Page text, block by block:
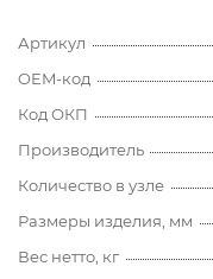
Артикул
OEM-код
Код ОКП
Производитель
Количество в узле
Размеры изделия, мм
Вес нетто, кг